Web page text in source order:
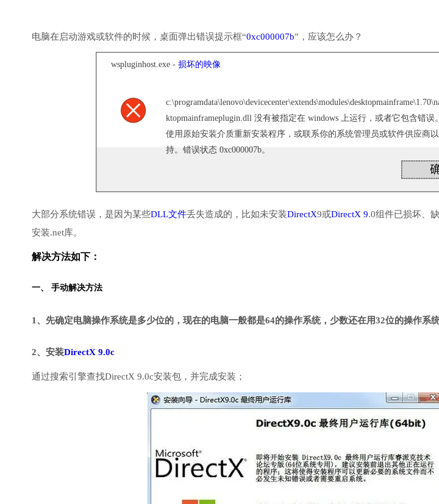
电脑在启动游戏或软件的时候，桌面弹出错误提示框“0xc000007b”，应该怎么办？
wspluginhost.exe - 损坏的映像
ktopmainframeplugin.dll 没有被指定在 windows 上运行，或者它包含错误
使用原始安装介质重新安装程序，或联系你的系统管理员或软件供应商
持。错误状态 0xc000007b。
大部分系统错误，是因为某些DLL文件丢失造成的，比如未安装DirectX9或DirectX 9.0组件已损坏、
安装.net库。
解决方法如下：
一、 手动解决方法
1、先确定电脑操作系统是多少位的，现在的电脑一般都是64的操作系统，少数还在用32位的操作系统
2、安装DirectX 9.0c
通过搜索引擎查找DirectX 9.0c安装包，并完成安装；